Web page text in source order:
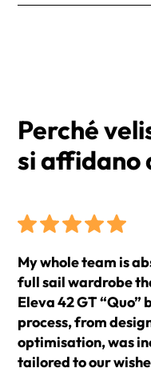
esigenze. Riceverai
Perché
si affidano
My whole team is
full sail wardrobe
Eleva 42 GT “Quo”
process, from
optimisation, was
tailored to our